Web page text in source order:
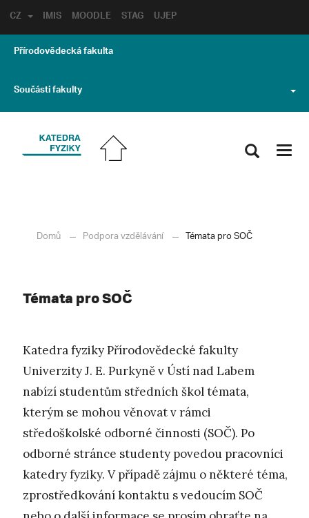
IMIS MOODLE STAG UJEP
CZ
Přírodovědecká fakulta
Součásti fakulty
Domů Podpora vzdělávání Témata pro SOČ
Témata pro SOČ
Katedra fyziky Přírodovědecké fakulty
Univerzity J. E. Purkyně v Ústí nad Labem
nabízí studentům středních škol témata,
kterým se mohou věnovat v rámci
středoškolské odborné činnosti (SOČ). Po
odborné stránce studenty povedou pracovníci
katedry fyziky. V případě zájmu o některé téma,
zprostředkování kontaktu s vedoucím SOČ